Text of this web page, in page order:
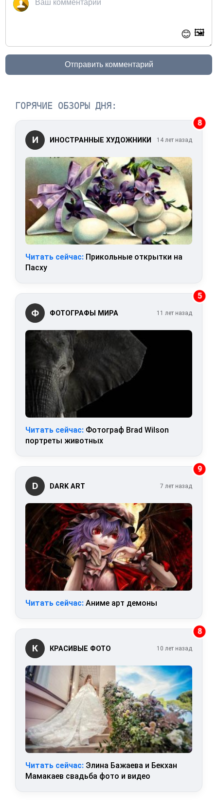
😊 🖼️
Отправить комментарий
ГОРЯЧИЕ ОБЗОРЫ ДНЯ:
8
И ИНОСТРАННЫЕ ХУДОЖНИКИ 14 лет назад
Читать сейчас: Прикольные открытки на
Пасху
5
Ф ФОТОГРАФЫ МИРА 11 лет назад
Читать сейчас: Фотограф Brad Wilson
портреты животных
9
D DARK ART 7 лет назад
Читать сейчас: Аниме арт демоны
8
К КРАСИВЫЕ ФОТО 10 лет назад
Читать сейчас: Элина Бажаева и Бекхан
Мамакаев свадьба фото и видео